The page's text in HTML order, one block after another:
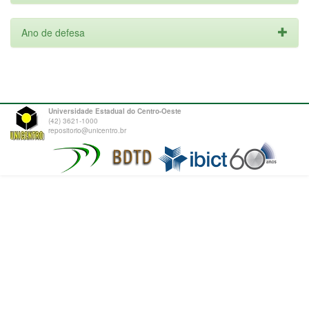
Ano de defesa
Universidade Estadual do Centro-Oeste
(42) 3621-1000
repositorio@unicentro.br